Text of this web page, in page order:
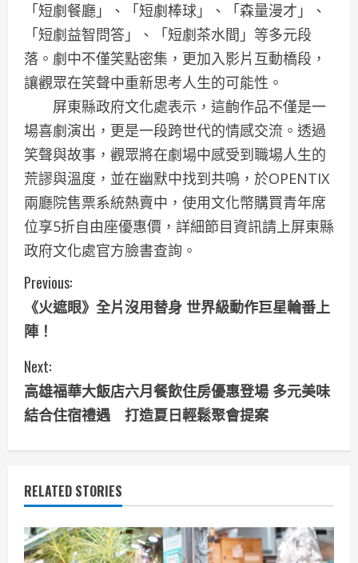
「短劇餐廳」、「短劇棒球」、「森量漫才」、
「短劇益智問答」、「短劇茶水間」等多元段
落。劇中不僅笑點密集，更加入影片互動橋段，
讓觀眾在笑聲中重新思考人生的可能性。
屏東縣政府文化處表示，這齣作品不僅是一
場喜劇演出，更是一段跨世代的情感交流。透過
笑聲與故事，觀眾將在劇場中感受到職場人生的
荒謬與溫度，並在幽默中找到共鳴，於OPENTIX
兩廳院售票系統熱賣中，使用文化幣購買青年席
位享5折自由座優惠價，詳細節目資訊請上屏東縣
政府文化處官方臉書查詢。
C
o
n
t
i
n
u
e
R
Previous:
《火遮眼》全片沒用替身 世界級動作巨星輪番上
陣！
Next:
高雄福華大飯店六月餐飲住房優惠登場 多元美味
結合住宿禮遇 打造夏日輕鬆聚會提案
RELATED STORIES